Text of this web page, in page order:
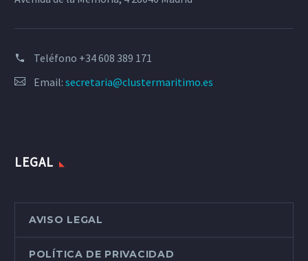
Teléfono +34 608 389 171
Email: secretaria@clustermaritimo.es
LEGAL
AVISO LEGAL
POLÍTICA DE PRIVACIDAD